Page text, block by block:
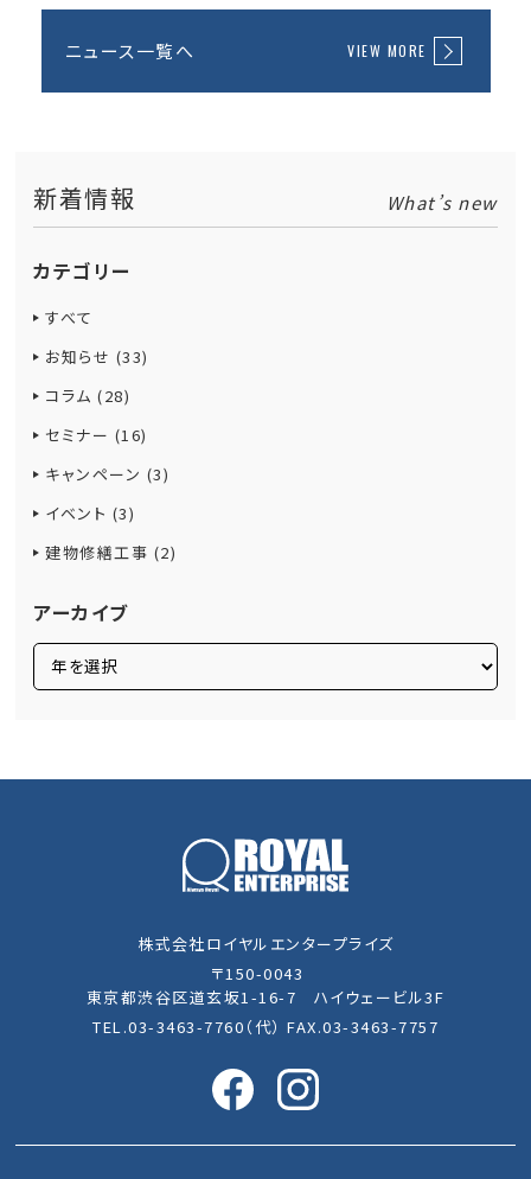
新着情報 What’s new
カテゴリー
すべて
お知らせ (33)
コラム (28)
セミナー (16)
キャンペーン (3)
イベント (3)
建物修繕工事 (2)
アーカイブ
ニュース一覧へ VIEW MORE
株式会社ロイヤルエンタープライズ
〒150-0043
東京都渋谷区道玄坂1-16-7 ハイウェービル3F
TEL.03-3463-7760（代） FAX.03-3463-7757